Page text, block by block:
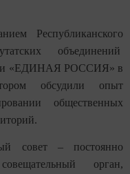
Республиканского
объединений
«ЕДИНАЯ РОССИЯ» в
обсудили опыт
общественных
совет – постоянно
орган,